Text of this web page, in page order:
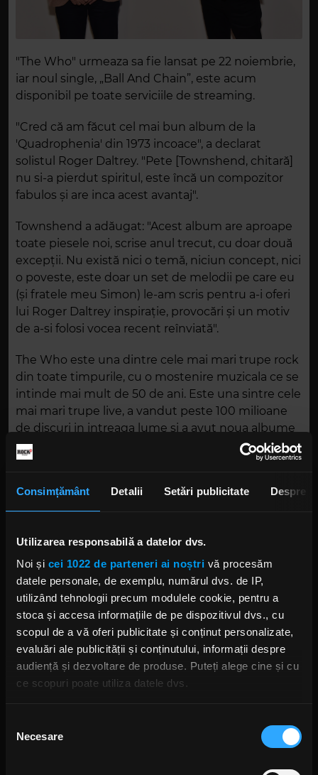
Consimțământ Detalii Setări publicitate Despre
Utilizarea responsabilă a datelor dvs.
Noi și cei 1022 de parteneri ai noștri vă procesăm
datele personale, de exemplu, numărul dvs. de IP,
utilizând tehnologii precum modulele cookie, pentru a
stoca și accesa informațiile de pe dispozitivul dvs., cu
scopul de a vă oferi publicitate și conținut personalizate,
evaluări ale publicității și conținutului, informații despre
audiență și dezvoltare de produse. Puteți alege cine și cu
ce scopuri poate utiliza datele dvs.
Să colectăm informațiile cu privire la locația dvs.
Să vă identificăm dispozitivul scanândul-l în mod
consimțământului
Necesare
"The Who" urmeaza sa fie lansat pe 22 noiembrie,
iar noul single, „Ball And Chain”, este acum
disponibil pe toate serviciile de streaming.
"Cred că am făcut cel mai bun album de la
'Quadrophenia' din 1973 incoace", a declarat
solistul Roger Daltrey. "Pete [Townshend, chitară]
nu si-a pierdut spiritul, este încă un compozitor
fabulos și are inca acest avantaj".
Townshend a adăugat: "Acest album are aproape
toate piesele noi, scrise anul trecut, cu doar două
excepții. Nu există nici o temă, niciun concept, nici
o poveste, este doar un set de melodii pe care eu
(și fratele meu Simon) le-am scris pentru a-i oferi
lui Roger Daltrey inspirație, provocări și un motiv
de a-si folosi vocea recent reînviată".
The Who este una dintre cele mai mari trupe rock
din toate timpurile, cu o mostenire muzicala ce se
intinde mai mult de 50 de ani. Este una sintre cele
mai mari trupe live, a vandut peste 100 milioane
de discuri in intreaga lume si a avut noua albume
de nr. 1 in SUA si zece in Marea Britanie.
THE WHO PETE TOWNSHEND THE WHO ROGER DALTREY THE WHO